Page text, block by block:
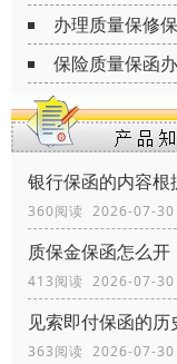
办理质量保修
保险质量保函
360阅读 2026-07-
质保金保函怎么开
413阅读 2026-07-
见索即付保函的历
363阅读 2026-07-